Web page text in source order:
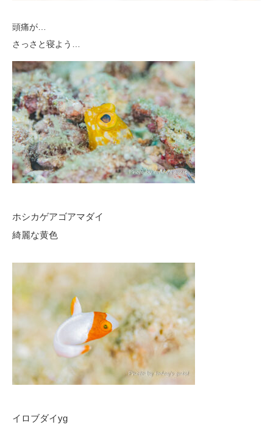
頭痛が…
さっさと寝よう…
ホシカゲアゴアマダイ
綺麗な黄色
イロブダイyg